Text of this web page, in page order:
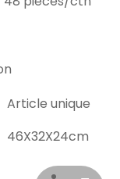
Article unique
46X32X24cm
2.000 kg